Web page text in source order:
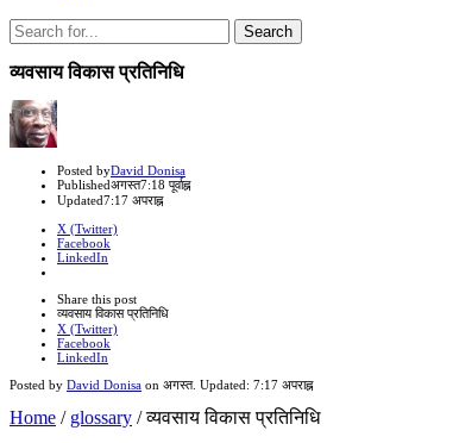
Search
Search
for:
व्यवसाय विकास प्रतिनिधि
Author
Posted byDavid Donisa
Publishedअगस्त7:18 पूर्वाह्न
Updated7:17 अपराह्न
X (Twitter)
Facebook
LinkedIn
post
Share this postClose
sharing
व्यवसाय विकास प्रतिनिधि
X (Twitter)
Facebook
LinkedIn
Posted by David Donisa on अगस्त. Updated: 7:17 अपराह्न
Home / glossary /व्यवसाय विकास प्रतिनिधि